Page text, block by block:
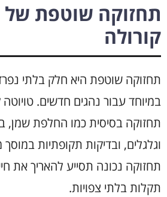
תחזוקה שוטפת של
קורולה
תחזוקה שוטפת היא חלק בלתי
במיוחד עבור נהגים חדשים.
תחזוקה בסיסית כמו החלפת שמן,
וגלגלים, ובדיקות תקופתיות
תחזוקה נכונה תסייע להאריך את
תקלות בלתי צפויות.